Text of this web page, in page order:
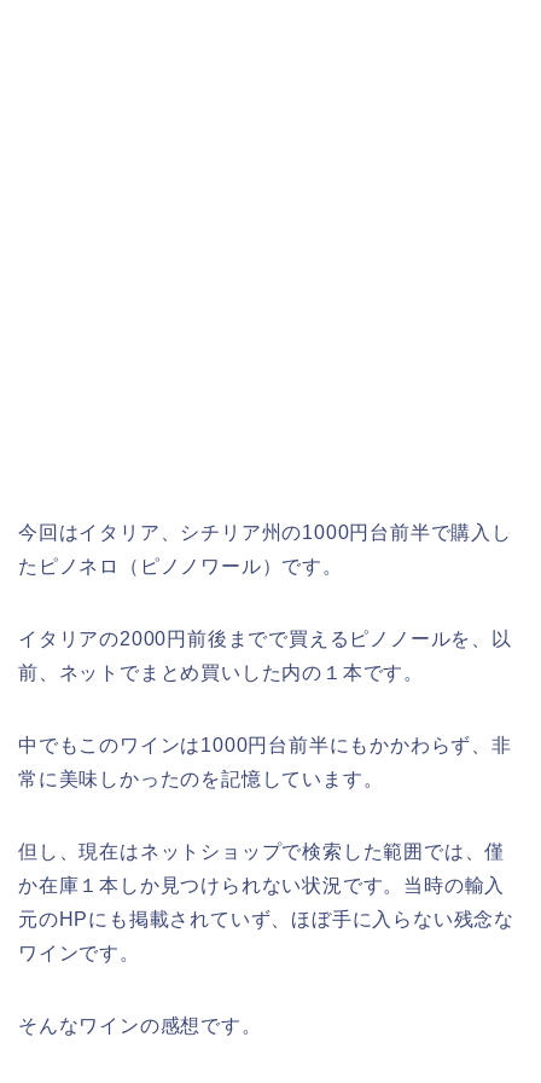
今回はイタリア、シチリア州の1000円台前半で購入し
たピノネロ（ピノノワール）です。
イタリアの2000円前後までで買えるピノノールを、以
前、ネットでまとめ買いした内の１本です。
中でもこのワインは1000円台前半にもかかわらず、非
常に美味しかったのを記憶しています。
但し、現在はネットショップで検索した範囲では、僅
か在庫１本しか見つけられない状況です。当時の輸入
元のHPにも掲載されていず、ほぼ手に入らない残念な
ワインです。
そんなワインの感想です。